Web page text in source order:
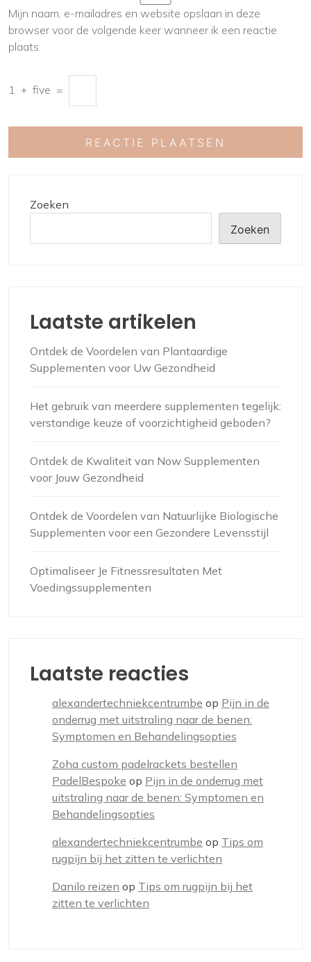
Mijn naam, e-mailadres en website opslaan in deze
browser voor de volgende keer wanneer ik een reactie
plaats.
1 + five =
Zoeken
Zoeken
Laatste artikelen
Ontdek de Voordelen van Plantaardige
Supplementen voor Uw Gezondheid
Het gebruik van meerdere supplementen tegelijk:
verstandige keuze of voorzichtigheid geboden?
Ontdek de Kwaliteit van Now Supplementen
voor Jouw Gezondheid
Ontdek de Voordelen van Natuurlijke Biologische
Supplementen voor een Gezondere Levensstijl
Optimaliseer Je Fitnessresultaten Met
Voedingssupplementen
Laatste reacties
alexandertechniekcentrumbe op Pijn in de
onderrug met uitstraling naar de benen:
Symptomen en Behandelingsopties
Zoha custom padelrackets bestellen
PadelBespoke op Pijn in de onderrug met
uitstraling naar de benen: Symptomen en
Behandelingsopties
alexandertechniekcentrumbe op Tips om
rugpijn bij het zitten te verlichten
Danilo reizen op Tips om rugpijn bij het
zitten te verlichten